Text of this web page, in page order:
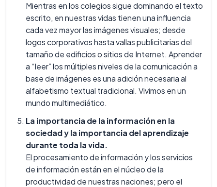
Mientras en los colegios sigue dominando el texto
escrito, en nuestras vidas tienen una influencia
cada vez mayor las imágenes visuales; desde
logos corporativos hasta vallas publicitarias del
tamaño de edificios o sitios de Internet. Aprender
a “leer” los múltiples niveles de la comunicación a
base de imágenes es una adición necesaria al
alfabetismo textual tradicional. Vivimos en un
mundo multimediático.
La importancia de la información en la
sociedad y la importancia del aprendizaje
durante toda la vida.
El procesamiento de información y los servicios
de información están en el núcleo de la
productividad de nuestras naciones; pero el